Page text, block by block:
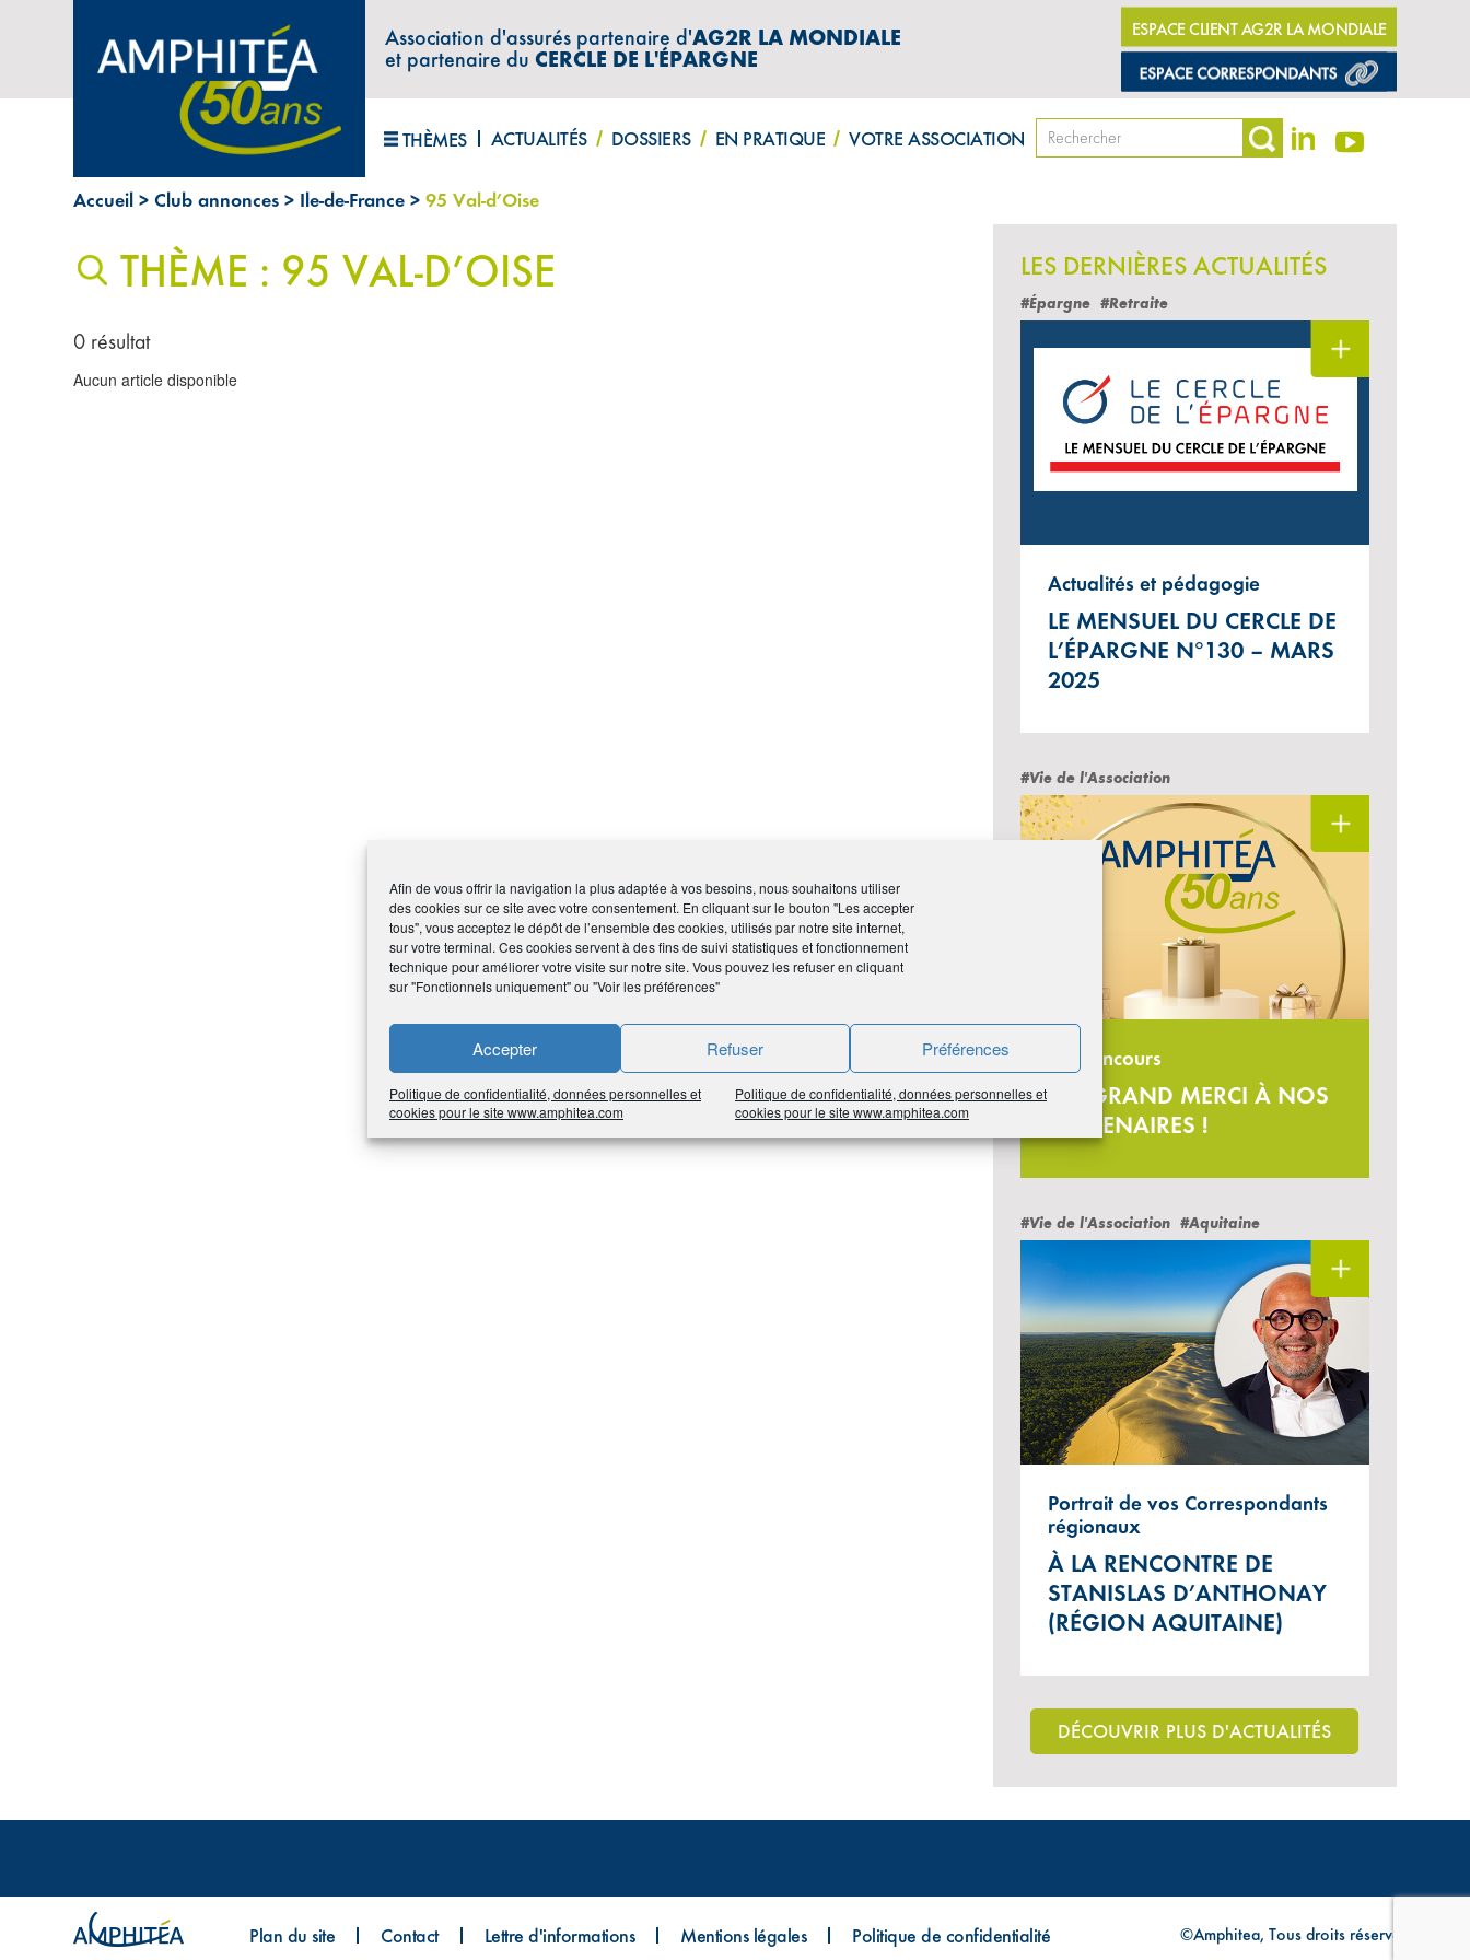
Afin de vous offrir la navigation la plus adaptée à vos besoins, nous souhaitons utiliser
des cookies sur ce site avec votre consentement. En cliquant sur le bouton "Les accepter
tous", vous acceptez le dépôt de l’ensemble des cookies, utilisés par notre site internet,
sur votre terminal. Ces cookies servent à des fins de suivi statistiques et fonctionnement
technique pour améliorer votre visite sur notre site. Vous pouvez les refuser en cliquant
sur "Fonctionnels uniquement" ou "Voir les préférences"
Accepter Refuser Préférences
Politique de confidentialité, données personnelles et
cookies pour le site www.amphitea.com
Politique de confidentialité, données personnelles et
cookies pour le site www.amphitea.com
Association d'assurés partenaire d'AG2R LA MONDIALE
et partenaire duCERCLE DE L'ÉPARGNE
ESPACE CLIENT AG2R LA MONDIALE
THÈMES ACTUALITÉS DOSSIERS EN PRATIQUE VOTRE ASSOCIATION
Accueil > Club annonces > Ile-de-France > 95 Val-d’Oise
THÈME : 95 VAL-D’OISE
0 résultat
Aucun article disponible
LES DERNIÈRES ACTUALITÉS
#Épargne #Retraite
Actualités et pédagogie
LE MENSUEL DU CERCLE DE
L’ÉPARGNE N°130 – MARS
2025
#Vie de l'Association
Jeu-concours
UN GRAND MERCI À NOS
PARTENAIRES !
#Vie de l'Association #Aquitaine
Portrait de vos Correspondants
régionaux
À LA RENCONTRE DE
STANISLAS D’ANTHONAY
(RÉGION AQUITAINE)
DÉCOUVRIR PLUS D'ACTUALITÉS
Plan du site Contact Lettre d'informations Mentions légales Politique de confidentialité ©Amphitea, Tous droits réservés